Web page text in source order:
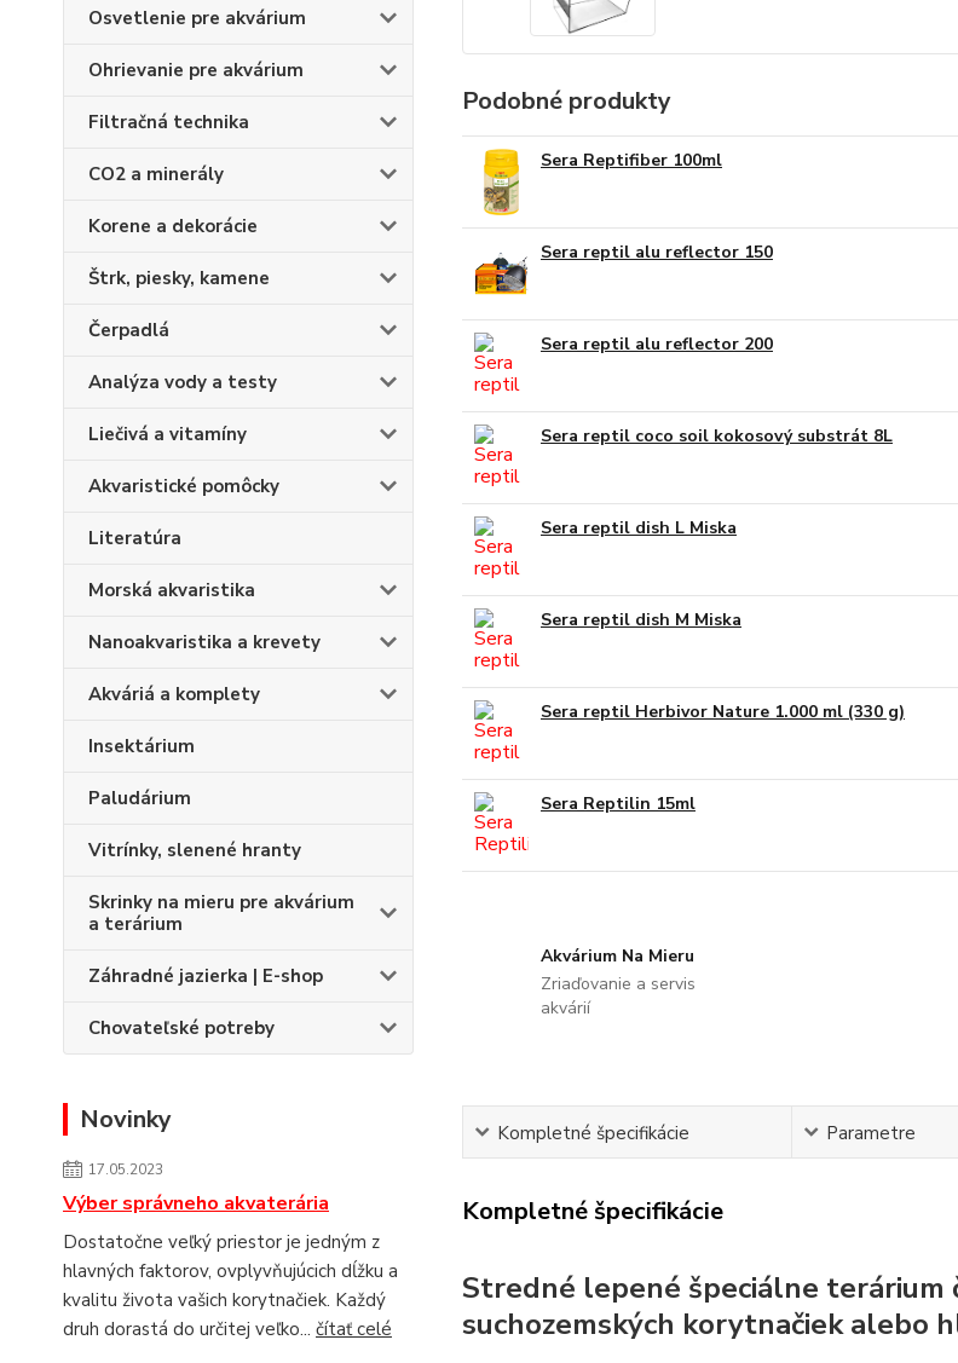
Osvetlenie pre akvárium
Ohrievanie pre akvárium
Filtračná technika
CO2 a minerály
Korene a dekorácie
Štrk, piesky, kamene
Čerpadlá
Analýza vody a testy
Liečivá a vitamíny
Akvaristické pomôcky
Literatúra
Morská akvaristika
Nanoakvaristika a krevety
Akváriá a komplety
Insektárium
Paludárium
Vitrínky, slenené hranty
Skrinky na mieru pre akvárium
a terárium
Záhradné jazierka | E-shop
Chovateľské potreby
Novinky
17.05.2023
Výber správneho akvaterária
Dostatočne veľký priestor je jedným z
hlavných faktorov, ovplyvňujúcich dĺžku a
kvalitu života vašich korytnačiek. Každý
druh dorastá do určitej veľko... čítať celé
Podobné produkty
Sera Reptifiber 100ml
Sera reptil alu reflector 150
Sera reptil alu reflector 200
Sera reptil coco soil kokosový substrát 8L
Sera reptil dish L Miska
Sera reptil dish M Miska
Sera reptil Herbivor Nature 1.000 ml (330 g)
Sera Reptilin 15ml
Akvárium Na Mieru
Zriaďovanie a servis
akvárií
Kompletné špecifikácie Parametre
Kompletné špecifikácie
Stredné lepené špeciálne terárium
suchozemských korytnačiek alebo